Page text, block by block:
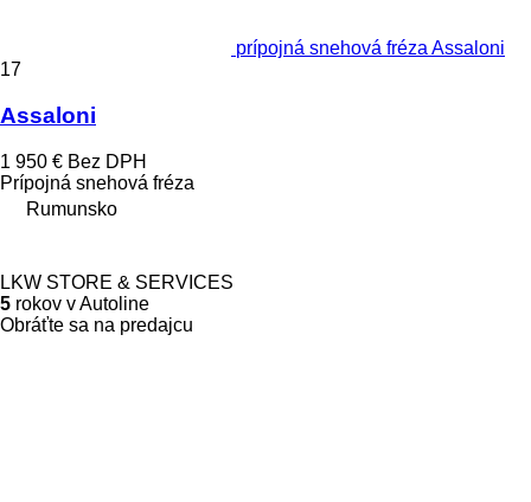
prípojná snehová fréza Assaloni
17
Assaloni
1 950 € Bez DPH
Prípojná snehová fréza
Rumunsko
LKW STORE & SERVICES
5 rokov v Autoline
Obráťte sa na predajcu